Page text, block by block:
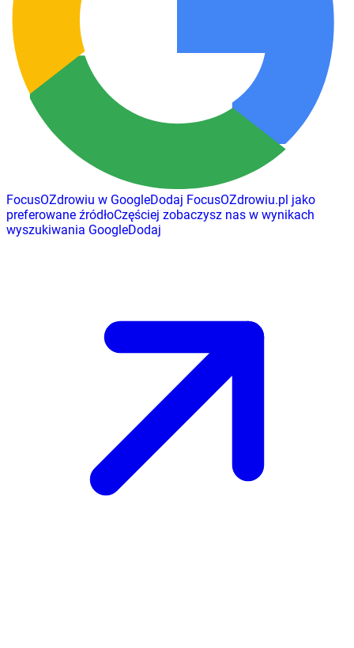
FocusOZdrowiu w GoogleDodaj FocusOZdrowiu.pl jako
preferowane źródłoCzęściej zobaczysz nas w wynikach
wyszukiwania GoogleDodaj